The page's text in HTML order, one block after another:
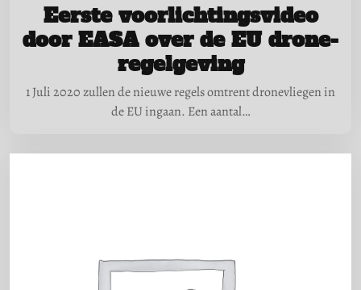
Eerste voorlichtingsvideo
door EASA over de EU drone-
regelgeving
1 Juli 2020 zullen de nieuwe regels omtrent dronevliegen in
de EU ingaan. Een aantal…